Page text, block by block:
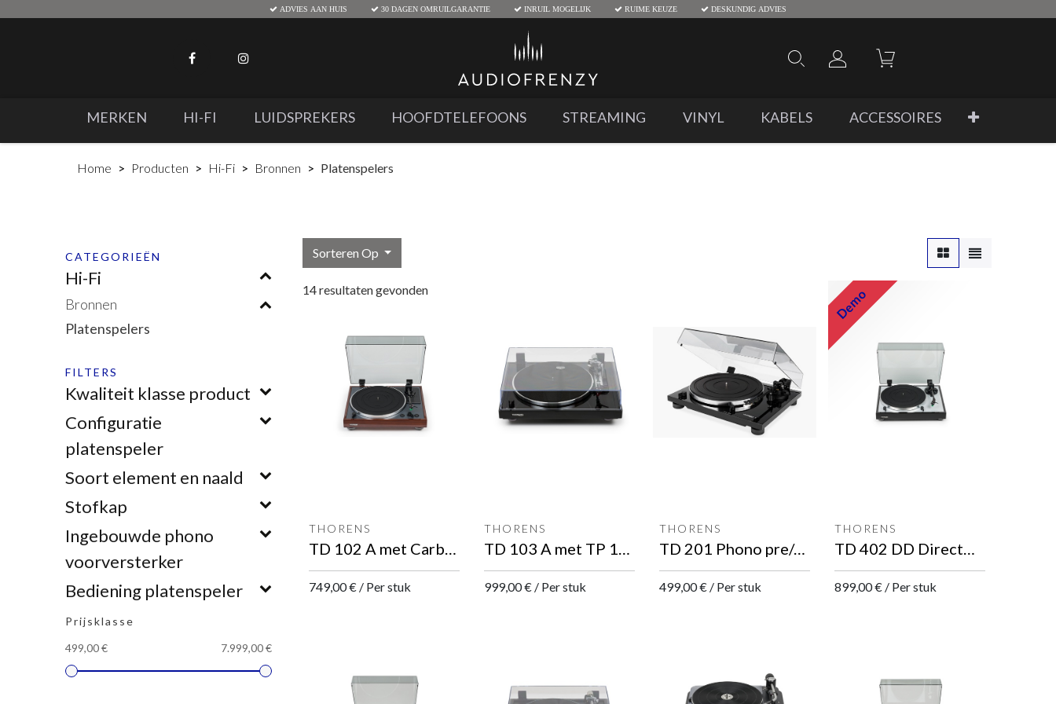
ADVIES AAN HUIS 30 DAGEN OMRUILGARANTIE INRUIL MOGELIJK RUIME KEUZE DESKUNDIG ADVIES
MERKEN HI-FI LUIDSPREKERS HOOFDTELEFOONS STREAMING VINYL KABELS ACCESSOIRES
Home Producten Hi-Fi Bronnen Platenspelers
CATEGORIEËN
Hi-Fi
Bronnen
Platenspelers
FILTERS
Kwaliteit klasse product
Configuratie
platenspeler
Soort element en naald
Stofkap
Ingebouwde phono
voorversterker
Bediening platenspeler
Prijsklasse
499,00 €
7.999,00 €
Sorteren Op
14resultaten gevonden
THORENS
TD 102 A met Carbon toonarm/AT VM95E automatische platenspeler
749,00€ / Per stuk
THORENS
TD 103 A met TP 19-2 toonarm/Ortofon 2M Red automatische platenspeler
999,00€ / Per stuk
THORENS
TD 201 Phono pre/AT3600 element (MM) Platenspeler
499,00€ / Per stuk
Demo
THORENS
TD 402 DD DirectDrive/Phono Pre/Carbon Arm/AT95E (MM) Platenspeler
899,00€ / Per stuk